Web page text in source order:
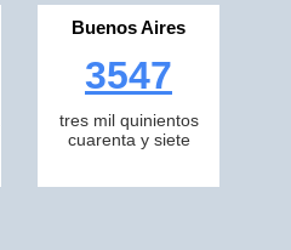
Buenos Aires
3547
tres mil quinientos
cuarenta y siete